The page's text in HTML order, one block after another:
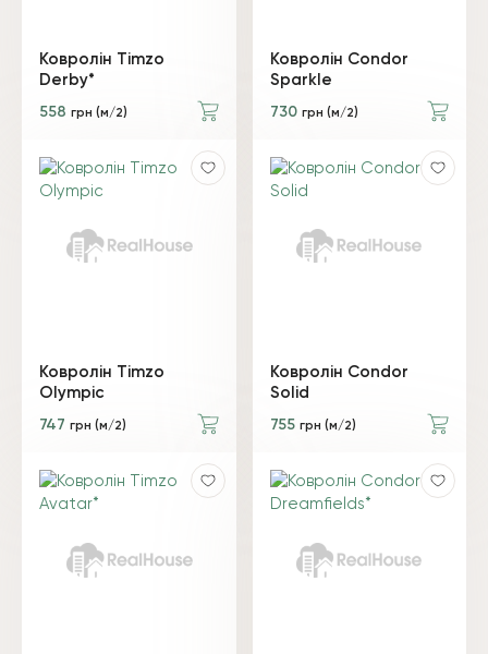
Ковролін Timzo
Derby*
558 грн (м/2)
Ковролін Condor
Sparkle
730 грн (м/2)
Ковролін Timzo
Olympic
747 грн (м/2)
Ковролін Condor
Solid
755 грн (м/2)